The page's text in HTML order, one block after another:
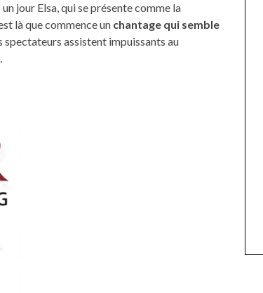
jour Elsa, qui se présente comme la
là que commence un chantage qui semble
spectateurs assistent impuissants au